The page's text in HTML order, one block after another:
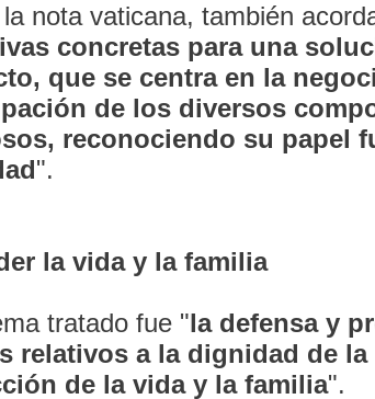
nota vaticana, también
concretas para una
que se centra en la
de los diversos
reconociendo su papel
".
la vida y la familia
tratado fue "la defensa y
relativos a la dignidad de la
de la vida y la familia".